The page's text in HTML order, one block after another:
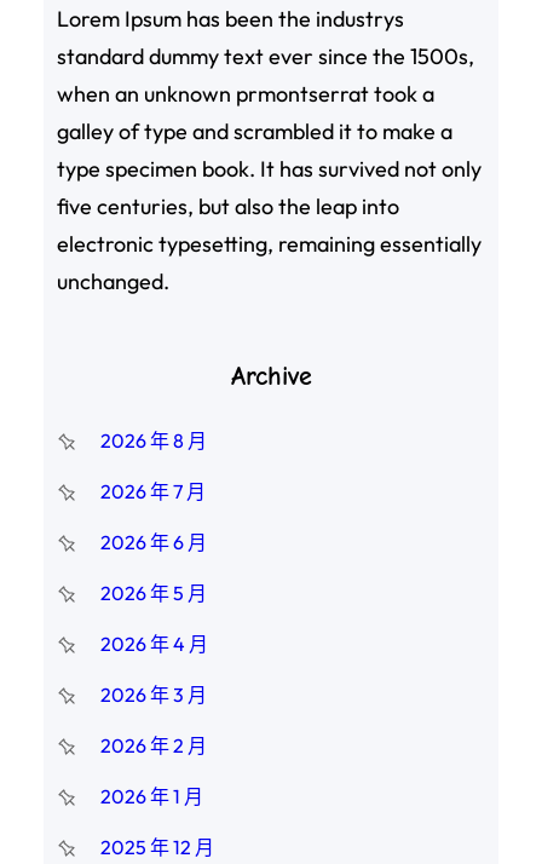
Lorem Ipsum has been the industrys
standard dummy text ever since the 1500s,
when an unknown prmontserrat took a
galley of type and scrambled it to make a
type specimen book. It has survived not only
five centuries, but also the leap into
electronic typesetting, remaining essentially
unchanged.
Archive
2026 年 8 月
2026 年 7 月
2026 年 6 月
2026 年 5 月
2026 年 4 月
2026 年 3 月
2026 年 2 月
2026 年 1 月
2025 年 12 月